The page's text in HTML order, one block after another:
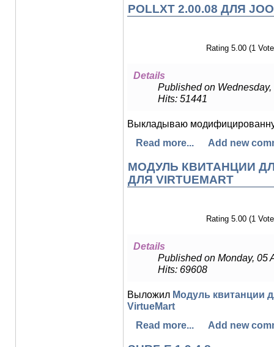
POLLXT 2.00.08 ДЛЯ
Rating 5.00 (1
Details
Published on
Hits: 51441
Выкладываю
Read more...
Add new
МОДУЛЬ КВИТАНЦИИ
ДЛЯ VIRTUEMART
Rating 5.00 (1
Details
Published on Monday, 05
Hits: 69608
Выложил Модуль квитанции
VirtueMart
Read more...
Add new